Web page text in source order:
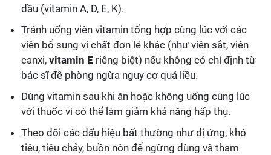
dầu (vitamin A, D, E, K).
Tránh uống viên vitamin tổng hợp cùng lúc với các
viên bổ sung vi chất đơn lẻ khác (như viên sắt, viên
canxi, vitamin E riêng biệt) nếu không có chỉ định từ
bác sĩ để phòng ngừa nguy cơ quá liều.
Dùng vitamin sau khi ăn hoặc không uống cùng lúc
với thuốc vì có thể làm giảm khả năng hấp thụ.
Theo dõi các dấu hiệu bất thường như dị ứng, khó
tiêu, tiêu chảy, buồn nôn để ngừng dùng và tham